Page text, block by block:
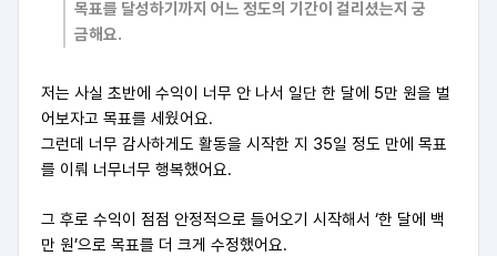
목표를 달성하기까지 어느 정도의 기간이 걸리셨는지 궁
금해요.
저는 사실 초반에 수익이 너무 안 나서 일단 한 달에 5만 원을 벌
어보자고 목표를 세웠어요.
그런데 너무 감사하게도 활동을 시작한 지 35일 정도 만에 목표
를 이뤄 너무너무 행복했어요.
그 후로 수익이 점점 안정적으로 들어오기 시작해서 ‘한 달에 백
만 원’으로 목표를 더 크게 수정했어요.